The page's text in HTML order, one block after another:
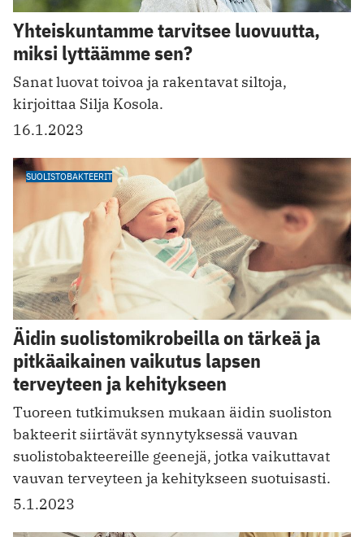
Yhteiskuntamme tarvitsee luovuutta,
miksi lyttäämme sen?
Sanat luovat toivoa ja rakentavat siltoja,
kirjoittaa Silja Kosola.
16.1.2023
SUOLISTOBAKTEERIT
Äidin suolistomikrobeilla on tärkeä ja
pitkäaikainen vaikutus lapsen
terveyteen ja kehitykseen
Tuoreen tutkimuksen mukaan äidin suoliston
bakteerit siirtävät synnytyksessä vauvan
suolistobakteereille geenejä, jotka vaikuttavat
vauvan terveyteen ja kehitykseen suotuisasti.
5.1.2023